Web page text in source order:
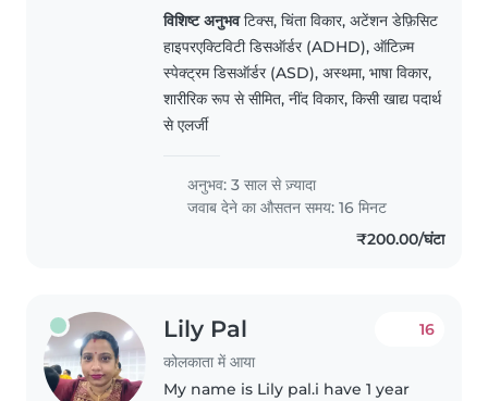
cared for preschoolers, grade-
school children, and children
with special needs, including
ADHD and speech impairments...
विशिष्ट अनुभवटिक्स, चिंता विकार, अटेंशन डेफ़िसिट
हाइपरएक्टिविटी डिसऑर्डर (ADHD), ऑटिज़्म
स्पेक्ट्रम डिसऑर्डर (ASD), अस्थमा, भाषा विकार,
शारीरिक रूप से सीमित, नींद विकार, किसी खाद्य पदार्थ
से एलर्जी
अनुभव: 3 साल से ज़्यादा
जवाब देने का औसतन समय: 16 मिनट
₹200.00/घंटा
Lily Pal
कोलकाता में आया
16
My name is Lily pal.i have 1 year